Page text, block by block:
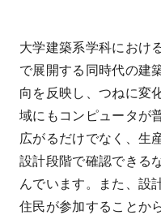
大学建築系学科におけ
で展開する同時代の建
向を反映し、つねに変
域にもコンピュータが
広がるだけでなく、生
設計段階で確認できる
んでいます。また、設
住民が参加することか